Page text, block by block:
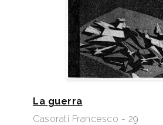
La guerra
Casorati Francesco - 29